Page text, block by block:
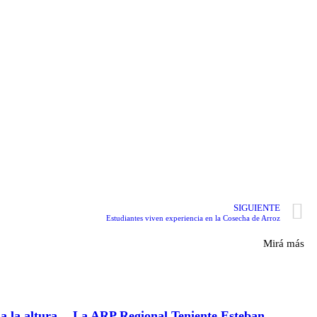
SIGUIENTE
Estudiantes viven experiencia en la Cosecha de Arroz
Mirá más